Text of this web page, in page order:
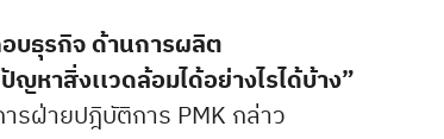
บธุรกิจ ด้านการผลิต
หาสิ่งเเวดล้อมได้อย่างไรได้บ้าง”
ฝ่ายปฎิบัติการ PMK กล่าว